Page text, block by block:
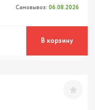
Самовывоз: 06.08.2026
В корзину